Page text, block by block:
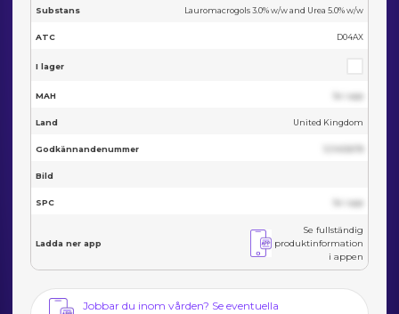
Substans Lauromacrogols 3.0% w/w and Urea 5.0% w/w
ATC D04AX
I lager
MAH Se i app
Land United Kingdom
Godkännandenummer
Bild
SPC Se i app
Ladda ner app
Se fullständig
produktinformation
i appen
Jobbar du inom vården? Se eventuella